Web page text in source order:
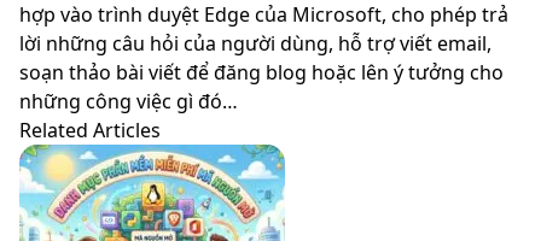
hợp vào trình duyệt Edge của Microsoft, cho phép trả
lời những câu hỏi của người dùng, hỗ trợ viết email,
soạn thảo bài viết để đăng blog hoặc lên ý tưởng cho
những công việc gì đó…
Related Articles